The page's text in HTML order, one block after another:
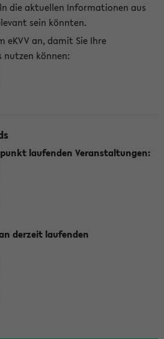
die aktuellen Informationen aus
sein könnten.
eKVV an, damit Sie Ihre
nutzen können:
laufenden Veranstaltungen:
derzeit laufenden